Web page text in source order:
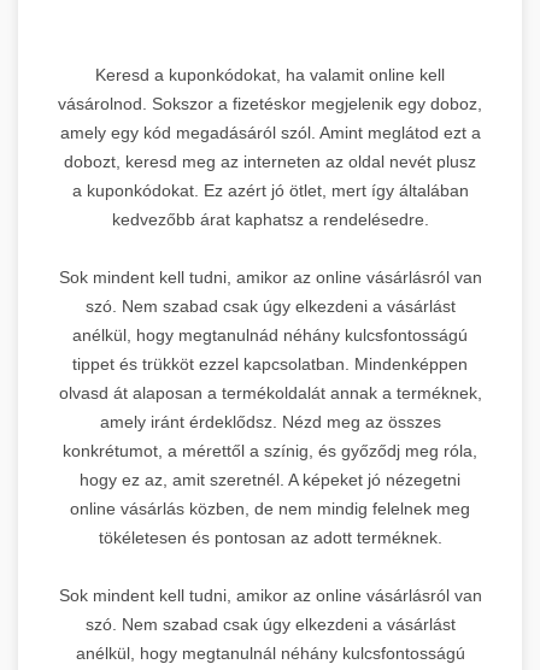
Keresd a kuponkódokat, ha valamit online kell
vásárolnod. Sokszor a fizetéskor megjelenik egy doboz,
amely egy kód megadásáról szól. Amint meglátod ezt a
dobozt, keresd meg az interneten az oldal nevét plusz
a kuponkódokat. Ez azért jó ötlet, mert így általában
kedvezőbb árat kaphatsz a rendelésedre.
Sok mindent kell tudni, amikor az online vásárlásról van
szó. Nem szabad csak úgy elkezdeni a vásárlást
anélkül, hogy megtanulnád néhány kulcsfontosságú
tippet és trükköt ezzel kapcsolatban. Mindenképpen
olvasd át alaposan a termékoldalát annak a terméknek,
amely iránt érdeklődsz. Nézd meg az összes
konkrétumot, a mérettől a színig, és győződj meg róla,
hogy ez az, amit szeretnél. A képeket jó nézegetni
online vásárlás közben, de nem mindig felelnek meg
tökéletesen és pontosan az adott terméknek.
Sok mindent kell tudni, amikor az online vásárlásról van
szó. Nem szabad csak úgy elkezdeni a vásárlást
anélkül, hogy megtanulnál néhány kulcsfontosságú